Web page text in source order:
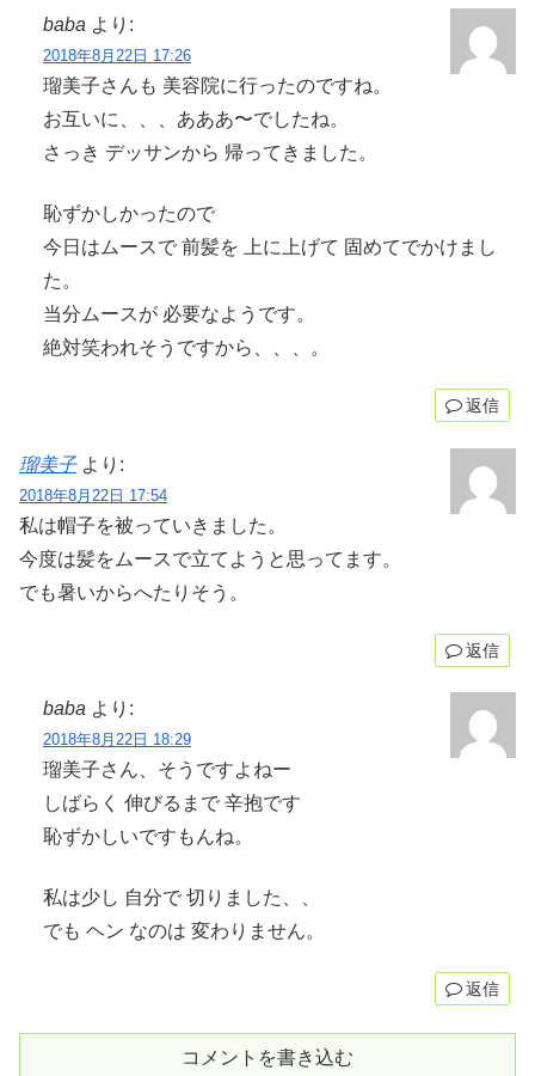
baba より:
2018年8月22日 17:26
瑠美子さんも 美容院に行ったのですね。
お互いに、、、あああ〜でしたね。
さっき デッサンから 帰ってきました。
恥ずかしかったので
今日はムースで 前髪を 上に上げて 固めてでかけまし
た。
当分ムースが 必要なようです。
絶対笑われそうですから、、、。
返信
瑠美子 より:
2018年8月22日 17:54
私は帽子を被っていきました。
今度は髪をムースで立てようと思ってます。
でも暑いからへたりそう。
返信
baba より:
2018年8月22日 18:29
瑠美子さん、そうですよねー
しばらく 伸びるまで 辛抱です
恥ずかしいですもんね。
私は少し 自分で 切りました、、
でも ヘン なのは 変わりません。
返信
コメントを書き込む